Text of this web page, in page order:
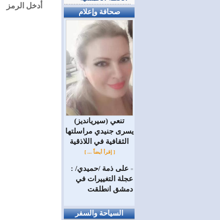
أدخل الرمز
صحافة وإعلام
(سيريانديز) تنعي
يسرى جنيدي مراسلتها
الثقافية في اللاذقية
[ إقرأ أيضاً ... ]
= على ذمة /حميدي/ :
عجلة التغييرات في
دمشق انطلقت
السياحة والسفر